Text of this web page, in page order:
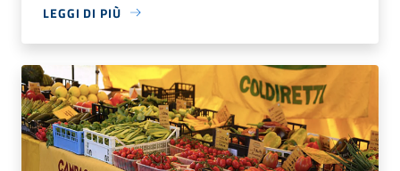
LEGGI DI PIÙ